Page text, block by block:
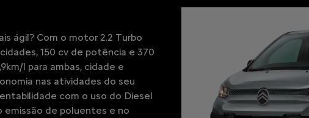
ágil? Com o motor 2.2 Turbo
150 cv de potência e 370
l para ambas, cidade e
nas atividades do seu
com o uso do Diesel
emissão de poluentes e no